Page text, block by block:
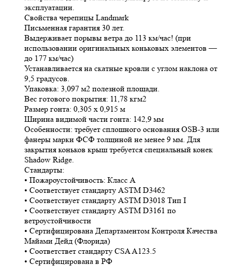
эксплуатации.
Свойства черепицы Landmark
Письменная гарантия 30 лет.
Выдерживает порывы ветра до 113 км/час! (при
использовании оригинальных коньковых элементов —
до 177 км/час)
Устанавливается на скатные кровли с углом наклона от
9,5 градусов.
Упаковка: 3,097 м2 полезной площади.
Вес готового покрытия: 11,78 кгм2
Размер гонта: 0,305 х 0,915 м
Ширина видимой части гонта: 142,9 мм
Особенности: требует сплошного основания OSB-3 или
фанеры марки ФСФ толщиной не менее 9 мм. Для
закрытия коньков крыш требуется специальный конек
Shadow Ridge.
Стандарты:
• Пожароустойчивость: Класс А
• Соответствует стандарту ASTM D3462
• Соответствует стандарту ASTM D3018 Тип I
• Соответствует стандарту ASTM D3161 по
ветроустойчивости
• Сертифицирована Департаментом Контроля Качества
Майами Дейд (Флорида)
• Соответствет стандарту CSA A123.5
• Сертифицирована в РФ